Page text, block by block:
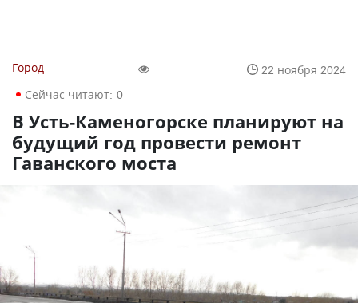
Город
22 ноября 2024
Сейчас читают: 0
В Усть-Каменогорске планируют на
будущий год провести ремонт
Гаванского моста